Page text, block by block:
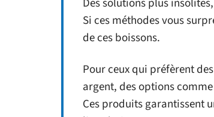
Des solutions plus
Si ces méthodes vous
de ces boissons.
Pour ceux qui préfèrent
argent, des options
Ces produits garantissent